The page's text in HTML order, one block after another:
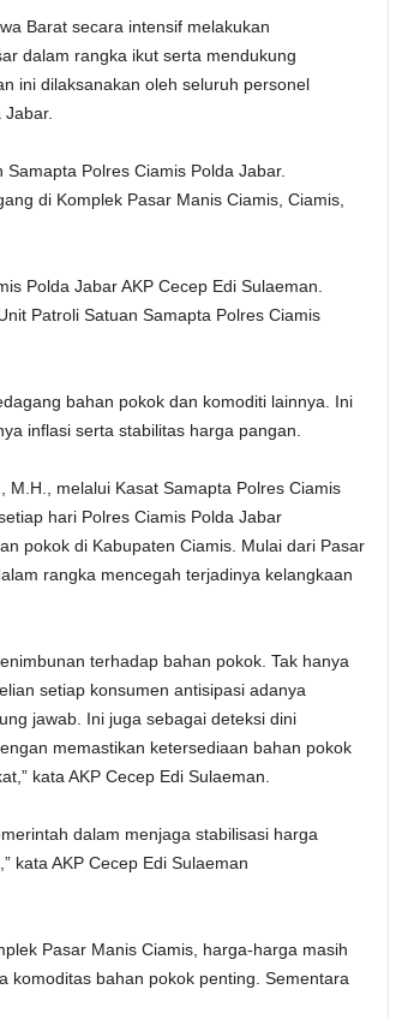
Barat secara intensif melakukan
dalam rangka ikut serta mendukung
ini dilaksanakan oleh seluruh personel
Jabar.
Polres Ciamis Polda Jabar.
di Komplek Pasar Manis Ciamis, Ciamis,
Polda Jabar AKP Cecep Edi Sulaeman.
Patroli Satuan Samapta Polres Ciamis
bahan pokok dan komoditi lainnya. Ini
inflasi serta stabilitas harga pangan.
M.H., melalui Kasat Samapta Polres Ciamis
hari Polres Ciamis Polda Jabar
pokok di Kabupaten Ciamis. Mulai dari Pasar
rangka mencegah terjadinya kelangkaan
terhadap bahan pokok. Tak hanya
setiap konsumen antisipasi adanya
jawab. Ini juga sebagai deteksi dini
memastikan ketersediaan bahan pokok
kata AKP Cecep Edi Sulaeman.
dalam menjaga stabilisasi harga
kata AKP Cecep Edi Sulaeman
Pasar Manis Ciamis, harga-harga masih
komoditas bahan pokok penting. Sementara